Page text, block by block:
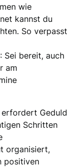
wie
kannst du
So verpasst
: Sei bereit, auch
am
erfordert Geduld
Schritten
organisiert,
positiven